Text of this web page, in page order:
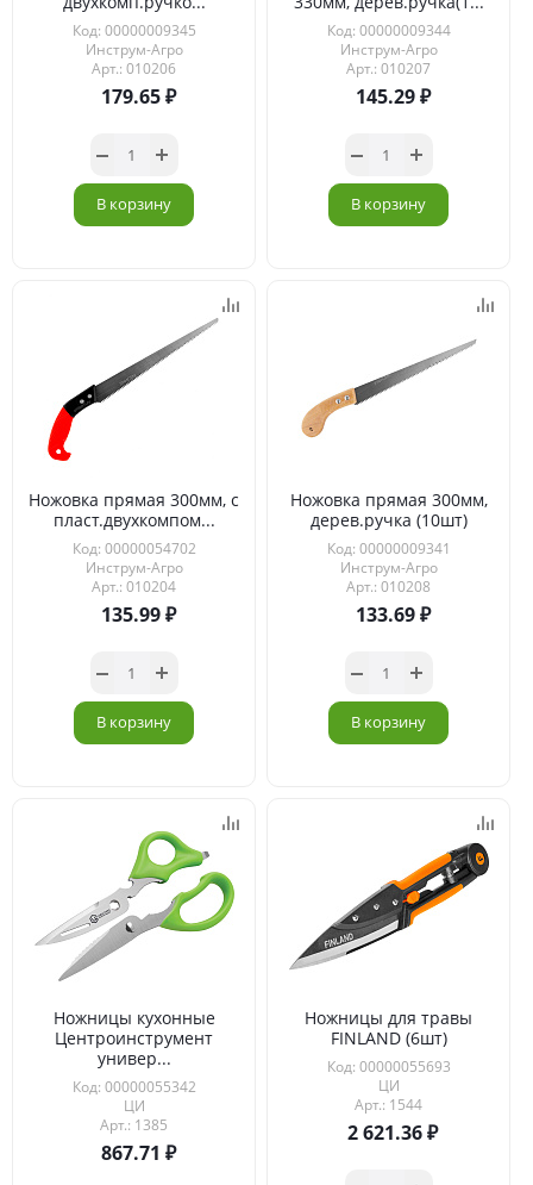
Код: 00000009345
Инструм-Агро
Арт.: 010206
179.65
В корзину
Код: 00000009344
Инструм-Агро
Арт.: 010207
145.29
В корзину
Ножовка прямая 300мм, с
пласт.двухкомпом...
Код: 00000054702
Инструм-Агро
Арт.: 010204
135.99
В корзину
Ножовка прямая 300мм,
дерев.ручка (10шт)
Код: 00000009341
Инструм-Агро
Арт.: 010208
133.69
В корзину
Ножницы кухонные
Центроинструмент
универ...
Код: 00000055342
ЦИ
Арт.: 1385
867.71
Ножницы для травы
FINLAND (6шт)
Код: 00000055693
ЦИ
Арт.: 1544
2 621.36